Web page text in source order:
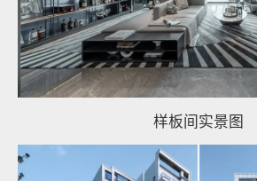
样板间实景图